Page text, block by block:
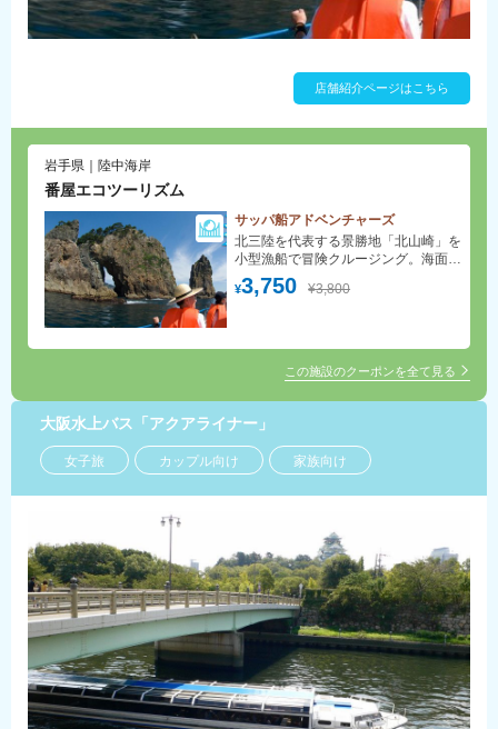
店舗紹介ページはこちら
岩手県｜陸中海岸
番屋エコツーリズム
サッパ船アドベンチャーズ
¥3,750 ¥3,800
北三陸を代表する景勝地「北山崎」を
小型漁船で冒険クルージング。海面か
ら見上げる200mの切り立った断崖は
圧巻。ベテラン漁師の操船技術で狭い
この施設のクーポンを全て見る
大阪水上バス「アクアライナー」
女子旅 カップル向け 家族向け